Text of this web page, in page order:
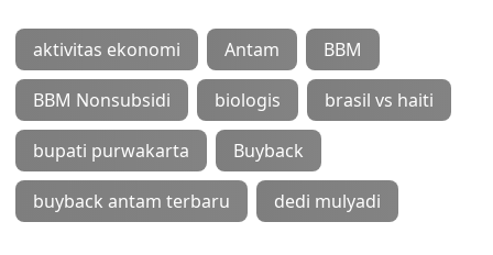
aktivitas ekonomi Antam BBM
BBM Nonsubsidi biologis brasil vs haiti
bupati purwakarta Buyback
buyback antam terbaru dedi mulyadi